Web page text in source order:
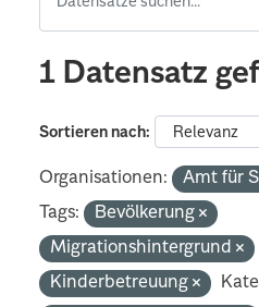
1 Datensatz
Sortieren nach
Organisationen:
Amt für
Tags:
Bevölkerung
Migrationshintergrund
Kinderbetreuung